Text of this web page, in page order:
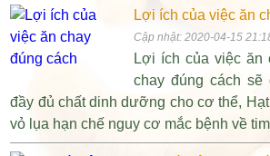
Lợi ích của việc ăn
Cập nhật: 2020-04-15
Lợi ích của việc ăn
chay đúng cách sẽ
đầy đủ chất dinh dưỡng cho cơ thể,
vỏ lụa hạn chế nguy cơ mắc bệnh về